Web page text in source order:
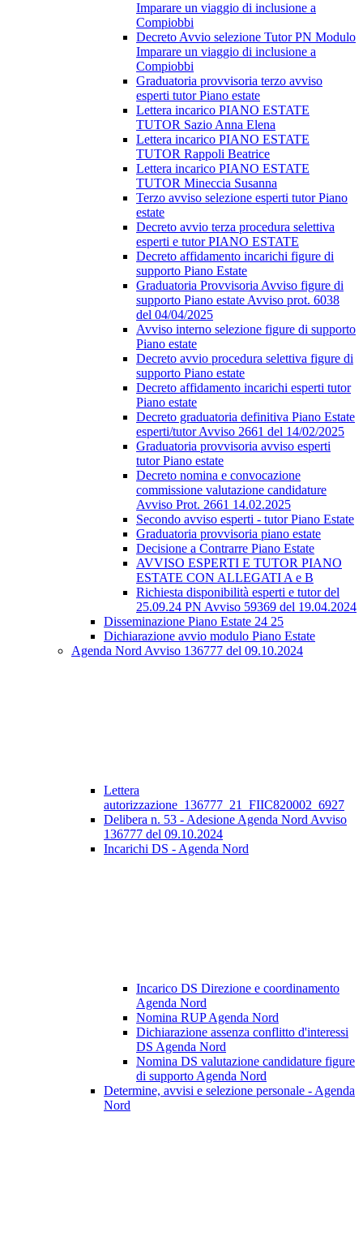
Imparare un viaggio di inclusione a
Compiobbi
Decreto Avvio selezione Tutor PN Modulo
Imparare un viaggio di inclusione a
Compiobbi
Graduatoria provvisoria terzo avviso
esperti tutor Piano estate
Lettera incarico PIANO ESTATE
TUTOR Sazio Anna Elena
Lettera incarico PIANO ESTATE
TUTOR Rappoli Beatrice
Lettera incarico PIANO ESTATE
TUTOR Mineccia Susanna
Terzo avviso selezione esperti tutor Piano
estate
Decreto avvio terza procedura selettiva
esperti e tutor PIANO ESTATE
Decreto affidamento incarichi figure di
supporto Piano Estate
Graduatoria Provvisoria Avviso figure di
supporto Piano estate Avviso prot. 6038
del 04/04/2025
Avviso interno selezione figure di supporto
Piano estate
Decreto avvio procedura selettiva figure di
supporto Piano estate
Decreto affidamento incarichi esperti tutor
Piano estate
Decreto graduatoria definitiva Piano Estate
esperti/tutor Avviso 2661 del 14/02/2025
Graduatoria provvisoria avviso esperti
tutor Piano estate
Decreto nomina e convocazione
commissione valutazione candidature
Avviso Prot. 2661 14.02.2025
Secondo avviso esperti - tutor Piano Estate
Graduatoria provvisoria piano estate
Decisione a Contrarre Piano Estate
AVVISO ESPERTI E TUTOR PIANO
ESTATE CON ALLEGATI A e B
Richiesta disponibilità esperti e tutor del
25.09.24 PN Avviso 59369 del 19.04.2024
Disseminazione Piano Estate 24 25
Dichiarazione avvio modulo Piano Estate
Agenda Nord Avviso 136777 del 09.10.2024
Lettera
autorizzazione_136777_21_FIIC820002_6927
Delibera n. 53 - Adesione Agenda Nord Avviso
136777 del 09.10.2024
Incarichi DS - Agenda Nord
Incarico DS Direzione e coordinamento
Agenda Nord
Nomina RUP Agenda Nord
Dichiarazione assenza conflitto d'interessi
DS Agenda Nord
Nomina DS valutazione candidature figure
di supporto Agenda Nord
Determine, avvisi e selezione personale - Agenda
Nord